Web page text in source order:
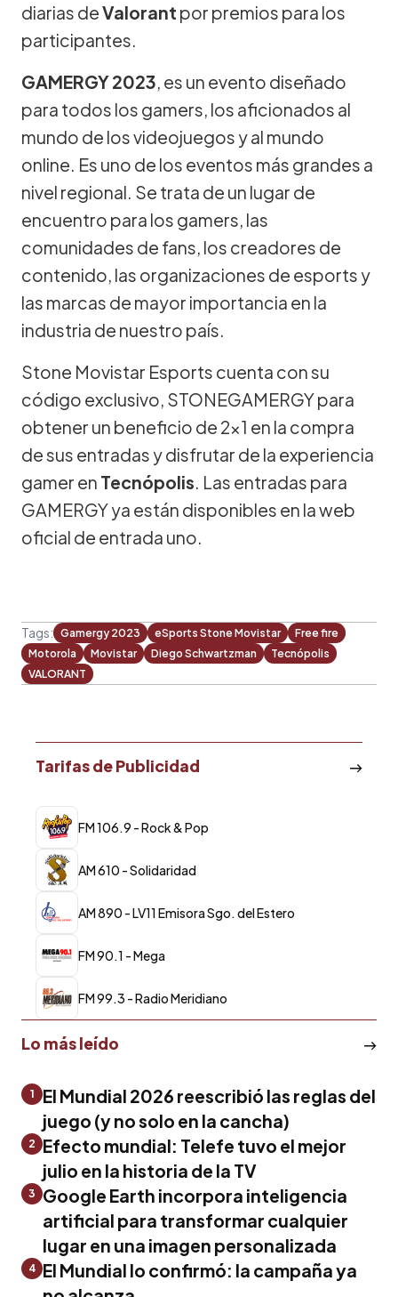
diarias deValorant por premios para los
participantes.
GAMERGY 2023, es un evento diseñado
para todos los gamers, los aficionados al
mundo de los videojuegos y al mundo
online. Es uno de los eventos más grandes a
nivel regional. Se trata de un lugar de
encuentro para los gamers, las
comunidades de fans, los creadores de
contenido, las organizaciones de esports y
las marcas de mayor importancia en la
industria de nuestro país.
Stone Movistar Esports cuenta con su
código exclusivo, STONEGAMERGY para
obtener un beneficio de 2x1 en la compra
de sus entradas y disfrutar de la experiencia
gamer en Tecnópolis. Las entradas para
GAMERGY ya están disponibles en la web
oficial de entrada uno.
Tags: Gamergy 2023 eSports Stone Movistar
Free fire
Motorola
Movistar Diego Schwartzman
Tecnópolis
VALORANT
Tarifas de Publicidad
FM 106.9 - Rock & Pop
AM 610 - Solidaridad
AM 890 - LV11 Emisora Sgo. del Estero
FM 90.1 - Mega
FM 99.3 - Radio Meridiano
Lo más leído
1
El Mundial 2026 reescribió las reglas del
juego (y no solo en la cancha)
2
Efecto mundial: Telefe tuvo el mejor
julio en la historia de la TV
3
Google Earth incorpora inteligencia
artificial para transformar cualquier
lugar en una imagen personalizada
4 El Mundial lo confirmó: la campaña ya